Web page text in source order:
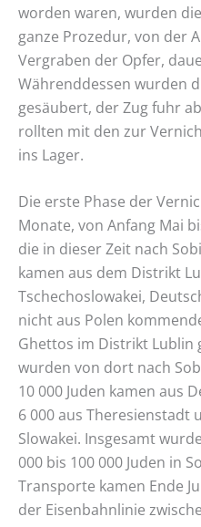
worden waren, wurden
ganze Prozedur, von der
Vergraben der Opfer,
Währenddessen wurden
gesäubert, der Zug fuhr
rollten mit den zur
ins Lager.
Die erste Phase der
Monate, von Anfang Mai
die in dieser Zeit nach
kamen aus dem Distrikt
Tschechoslowakei,
nicht aus Polen
Ghettos im Distrikt Lublin
wurden von dort nach
10 000 Juden kamen aus
6 000 aus Theresienstadt
Slowakei. Insgesamt
000 bis 100 000 Juden in
Transporte kamen Ende
der Eisenbahnlinie